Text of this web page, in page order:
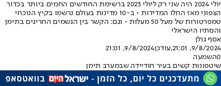
יולי 2024 היה שני רק ליולי 2023 ברשימת החודשים החמים ביותר בכדור
הצפוני מאז החלו המדידות • ב-10 מדינות בעולם נרשמו בקיץ הנוכחי
טמפרטורות של מעל 50 מעלות • וגם: הקשר בין הגשמים החריגים בתימן
והסתיו הישראלי
אסף גולן
9/8/2024, 21:01
,עודכן9/8/2024, 21:01
0השמעה
שיטפונות קשים בעיר חודיידה שבמערב תימן